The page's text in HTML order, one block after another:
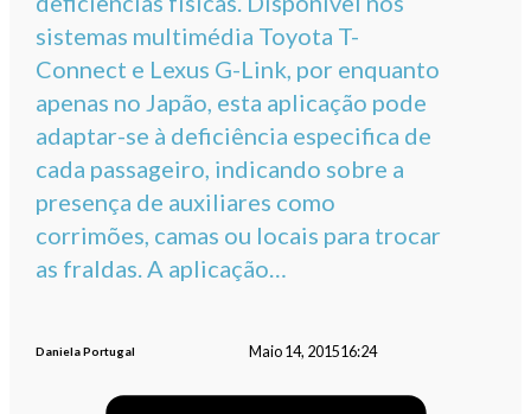
sistemas multimédia Toyota T-
Connect e Lexus G-Link, por enquanto
apenas no Japão, esta aplicação pode
adaptar-se à deficiência especifica de
cada passageiro, indicando sobre a
presença de auxiliares como
corrimões, camas ou locais para trocar
as fraldas. A aplicação…
Daniela Portugal Maio 14, 201516:24